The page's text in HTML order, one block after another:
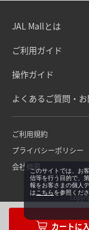
JAL Mallとは
ご利用ガイド
操作ガイド
よくあるご質問・
ご利用規約
プライバシーポリシー
会社概要このサイトでは、お
信等を行う目的で、
報をお客さまの個人
は こちらを参照くださ